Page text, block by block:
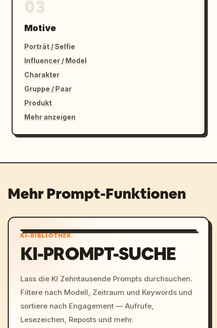
Motive
Porträt / Selfie
Influencer / Model
Charakter
Gruppe / Paar
Produkt
Mehr anzeigen
Mehr Prompt-Funktionen
KI-BIBLIOTHEK
KI-PROMPT-SUCHE
Lass die KI Zehntausende Prompts durchsuchen.
Filtere nach Modell, Zeitraum und Keywords und
sortiere nach Engagement — Aufrufe,
Lesezeichen, Reposts und mehr.